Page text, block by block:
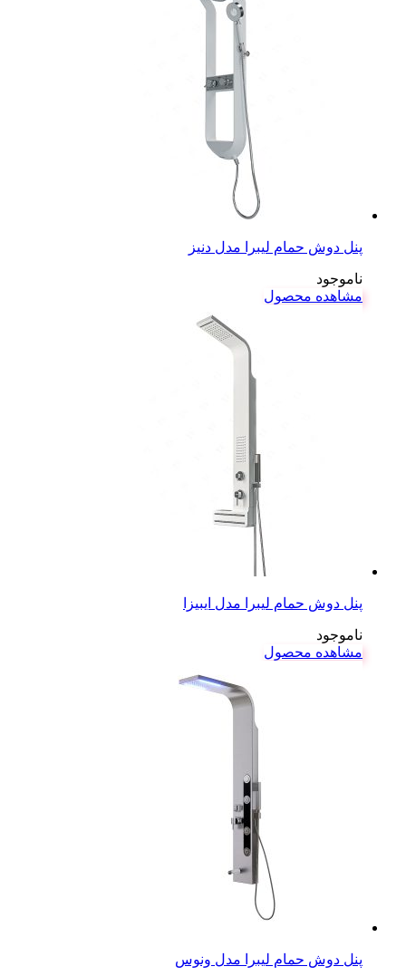
پنل دوش حمام لیبرا مدل دنیز
ناموجود
مشاهده محصول
پنل دوش حمام لیبرا مدل ایبیزا
ناموجود
مشاهده محصول
پنل دوش حمام لیبرا مدل ونوس